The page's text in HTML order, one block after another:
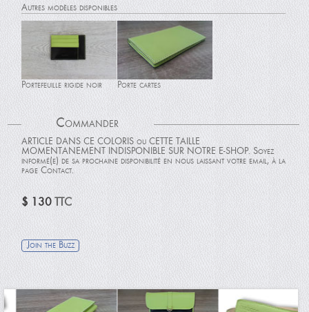
Autres modèles disponibles
Portefeuille rigide noir Porte cartes
Portefeuille à rabats
marron
Porte monnaie Origami
Portefeuille rigide marron
Commander
ARTICLE DANS CE COLORIS ou CETTE TAILLE
MOMENTANEMENT INDISPONIBLE SUR NOTRE E-SHOP. Soyez
informé(e) de sa prochaine disponibilité en nous laissant votre email, à la
page Contact.
$ 130 TTC
Join the Buzz